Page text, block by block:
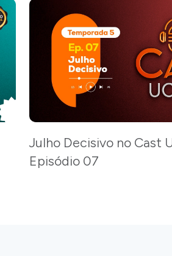
Julho Decisivo no Cast
Episódio 07